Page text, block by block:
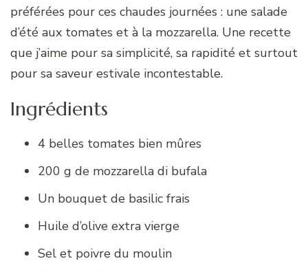
préférées pour ces chaudes journées : une salade
d’été aux tomates et à la mozzarella. Une recette
que j’aime pour sa simplicité, sa rapidité et surtout
pour sa saveur estivale incontestable.
Ingrédients
4 belles tomates bien mûres
200 g de mozzarella di bufala
Un bouquet de basilic frais
Huile d’olive extra vierge
Sel et poivre du moulin